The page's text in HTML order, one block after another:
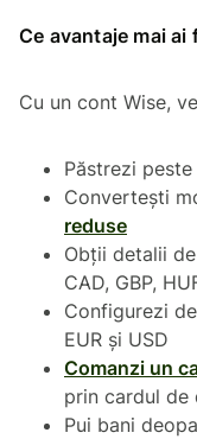
Ce avantaje mai ai
Cu un cont Wise,
Păstrezi
Convertești
reduse
Obții detalii
CAD, GBP,
Configurezi
EUR și USD
Comanzi un
prin cardul de
Pui bani